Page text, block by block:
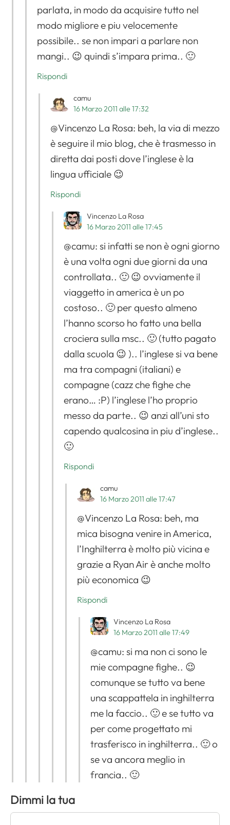
parlata, in modo da acquisire tutto nel
modo migliore e piu velocemente
possibile.. se non impari a parlare non
mangi.. 😉 quindi s’impara prima.. 🙂
Rispondi
camu
16 Marzo 2011 alle 17:32
@Vincenzo La Rosa: beh, la via di mezzo
è seguire il mio blog, che è trasmesso in
diretta dai posti dove l’inglese è la
lingua ufficiale 😉
Rispondi
Vincenzo La Rosa
16 Marzo 2011 alle 17:45
@camu: si infatti se non è ogni giorno
è una volta ogni due giorni da una
controllata.. 🙂 😉 ovviamente il
viaggetto in america è un po
costoso.. 🙂 per questo almeno
l’hanno scorso ho fatto una bella
crociera sulla msc.. 🙂 (tutto pagato
dalla scuola 😉 ).. l’inglese si va bene
ma tra compagni (italiani) e
compagne (cazz che fighe che
erano… :P) l’inglese l’ho proprio
messo da parte.. 😉 anzi all’uni sto
capendo qualcosina in piu d’inglese..
🙂
Rispondi
camu
16 Marzo 2011 alle 17:47
@Vincenzo La Rosa: beh, ma
mica bisogna venire in America,
l’Inghilterra è molto più vicina e
grazie a Ryan Air è anche molto
più economica 😉
Rispondi
Vincenzo La Rosa
16 Marzo 2011 alle 17:49
@camu: si ma non ci sono le
mie compagne fighe.. 😉
comunque se tutto va bene
una scappattela in inghilterra
me la faccio.. 🙂 e se tutto va
per come progettato mi
trasferisco in inghilterra.. 🙂 o
se va ancora meglio in
francia.. 🙂
Dimmi la tua